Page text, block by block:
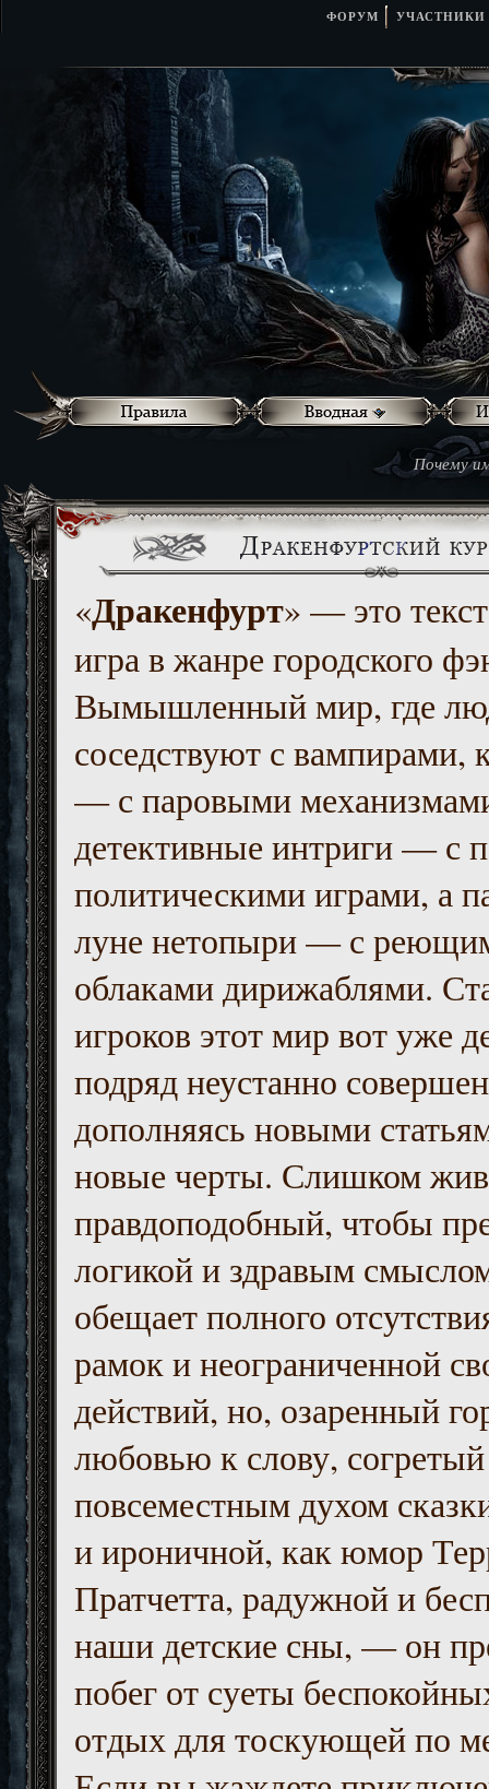
ФОРУМ УЧАСТНИКИ
Почему
«Дракенфурт» — это
игра в жанре городского
Вымышленный мир, где
соседствуют с вампирами,
— с паровыми
детективные интриги — с
политическими играми, а
луне нетопыри — с
облаками дирижаблями.
игроков этот мир вот уже
подряд неустанно
дополняясь новыми
новые черты. Слишком
правдоподобный, чтобы
логикой и здравым
обещает полного
рамок и неограниченной
действий, но, озаренный
любовью к слову, согретый
повсеместным духом
и ироничной, как юмор
Пратчетта, радужной и
наши детские сны, — он
побег от суеты
отдых для тоскующей по